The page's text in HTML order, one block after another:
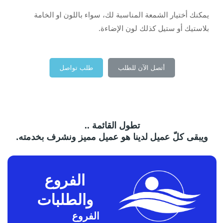
يمكنك أختيار الشمعة المناسبة لك، سواء باللون او الخامة
بلاستيك أو ستيل كذلك لون الإضاءة.
أتصل الآن للطلب طلب تواصل
تطول القائمة ..
ويبقى كلّ عميل لدينا هو عميل مميز ونشرف بخدمته.
الفروع
والطلبات
الفروع